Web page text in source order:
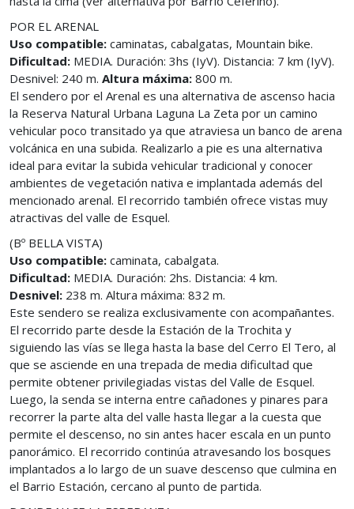
POR EL ARENAL
Uso compatible: caminatas, cabalgatas, Mountain bike.
Dificultad: MEDIA. Duración: 3hs (IyV). Distancia: 7 km (IyV).
Desnivel: 240 m. Altura máxima: 800 m.
El sendero por el Arenal es una alternativa de ascenso hacia
la Reserva Natural Urbana Laguna La Zeta por un camino
vehicular poco transitado ya que atraviesa un banco de arena
volcánica en una subida. Realizarlo a pie es una alternativa
ideal para evitar la subida vehicular tradicional y conocer
ambientes de vegetación nativa e implantada además del
mencionado arenal. El recorrido también ofrece vistas muy
atractivas del valle de Esquel.
(Bº BELLA VISTA)
Uso compatible: caminata, cabalgata.
Dificultad: MEDIA. Duración: 2hs. Distancia: 4 km.
Desnivel: 238 m. Altura máxima: 832 m.
Este sendero se realiza exclusivamente con acompañantes.
El recorrido parte desde la Estación de la Trochita y
siguiendo las vías se llega hasta la base del Cerro El Tero, al
que se asciende en una trepada de media dificultad que
permite obtener privilegiadas vistas del Valle de Esquel.
Luego, la senda se interna entre cañadones y pinares para
recorrer la parte alta del valle hasta llegar a la cuesta que
permite el descenso, no sin antes hacer escala en un punto
panorámico. El recorrido continúa atravesando los bosques
implantados a lo largo de un suave descenso que culmina en
el Barrio Estación, cercano al punto de partida.